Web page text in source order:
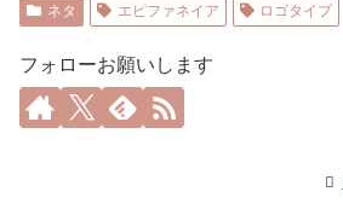
ネタ エピファネイア ロゴタイプ
フォローお願いします